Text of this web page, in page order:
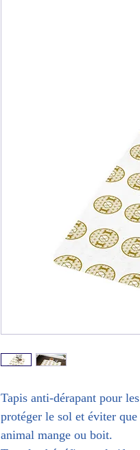
Tapis anti-dérapant pour
protéger le sol et éviter
animal mange ou boit.